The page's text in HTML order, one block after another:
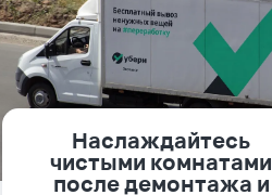
Наслаждайтесь
чистыми комнатами
после демонтажа и